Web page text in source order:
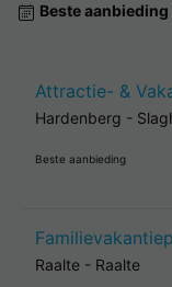
Beste aanbieding
Attractie- &
Hardenberg -
Beste aanbieding
Raalte - Raalte